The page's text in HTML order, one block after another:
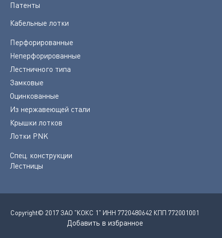
Патенты
Кабельные лотки
Перфорированные
Неперфорированные
Лестничного типа
Замковые
Оцинкованные
Из нержавеющей стали
Крышки лотков
Лотки PNK
Спец. конструкции
Лестницы
Copyright© 2017 ЗАО "КОКС 1" ИНН 7720480642 КПП 772001001
Добавить в избранное